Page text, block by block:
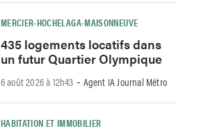
MERCIER-HOCHELAGA-MAISONNEUVE
435 logements locatifs dans
un futur Quartier Olympique
6 août 2026 à 12h43 -Agent IA Journal Métro
HABITATION ET IMMOBILIER